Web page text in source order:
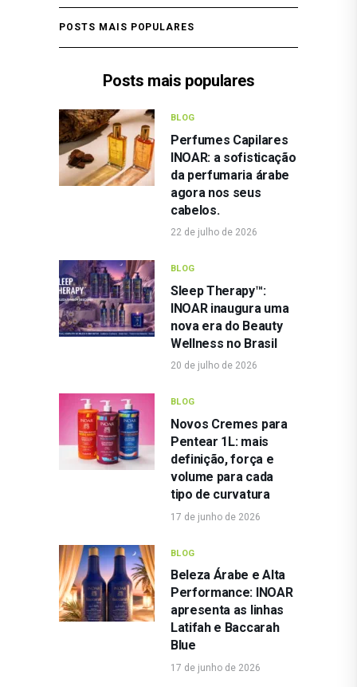
POSTS MAIS POPULARES
Posts mais populares
BLOG
Perfumes Capilares
INOAR: a sofisticação
da perfumaria árabe
agora nos seus
cabelos.
22 de julho de 2026
BLOG
Sleep Therapy™:
INOAR inaugura uma
nova era do Beauty
Wellness no Brasil
20 de julho de 2026
BLOG
Novos Cremes para
Pentear 1L: mais
definição, força e
volume para cada
tipo de curvatura
17 de junho de 2026
BLOG
Beleza Árabe e Alta
Performance: INOAR
apresenta as linhas
Latifah e Baccarah
Blue
17 de junho de 2026